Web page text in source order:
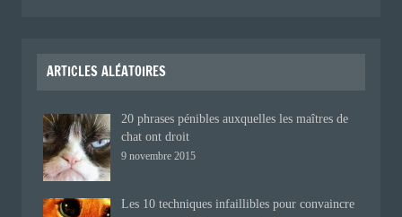
ARTICLES ALÉATOIRES
20 phrases pénibles auxquelles les maîtres de
chat ont droit
9 novembre 2015
Les 10 techniques infaillibles pour convaincre